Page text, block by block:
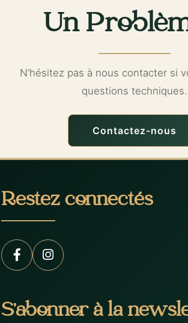
Un
N’hésitez pas à nous contacter si
questions techniques.
Contactez-nous
Restez connectés
S’abonner à la